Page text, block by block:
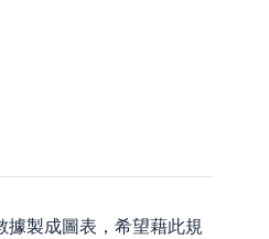
據製成圖表，希望藉此規